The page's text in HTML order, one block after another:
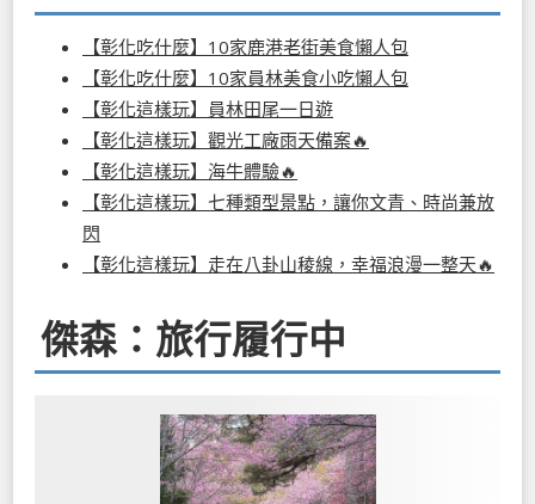
【彰化吃什麼】10家鹿港老街美食懶人包
【彰化吃什麼】10家員林美食小吃懶人包
【彰化這樣玩】員林田尾一日遊
【彰化這樣玩】觀光工廠雨天備案🔥
【彰化這樣玩】海牛體驗🔥
【彰化這樣玩】七種類型景點，讓你文青、時尚兼放
閃
【彰化這樣玩】走在八卦山稜線，幸福浪漫一整天🔥
傑森：旅行履行中